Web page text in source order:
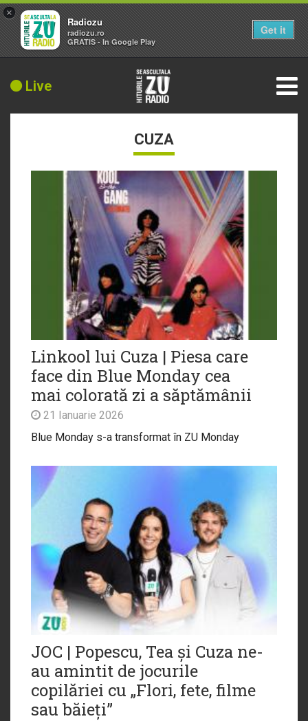
Live
CUZA
Linkool lui Cuza | Piesa care
face din Blue Monday cea
mai colorată zi a săptămânii
21 Ianuarie 2026
Blue Monday s-a transformat în ZU Monday
JOC | Popescu, Tea și Cuza ne-
au amintit de jocurile
copilăriei cu „Flori, fete, filme
sau băieți”
×
Radiozu
radiozu.ro
GRATIS - In Google Play
Get it